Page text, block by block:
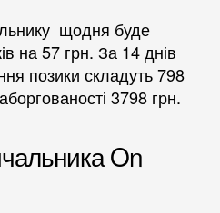
щодня буде
на 57 грн. За 14 днів
позики складуть 798
3798 грн.
On